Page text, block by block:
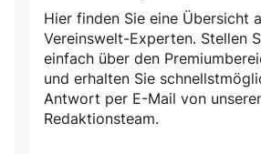
Hier finden Sie eine Übersicht
Vereinswelt-Experten. Stellen
einfach über den
und erhalten Sie
Antwort per E-Mail von
Redaktionsteam.